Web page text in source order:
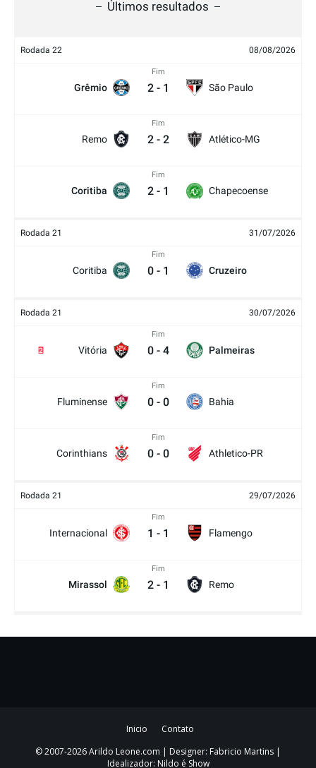
Últimos resultados
Rodada 22 08/08/2026
Grêmio
Fim
2 - 1 São Paulo
Remo
Fim
2 - 2 Atlético-MG
Coritiba
Fim
2 - 1 Chapecoense
Rodada 21 31/07/2026
Coritiba
Fim
0 - 1 Cruzeiro
Rodada 21 30/07/2026
Vitória
2
Fim
0 - 4 Palmeiras
Fluminense
Fim
0 - 0 Bahia
Corinthians
Fim
0 - 0 Athletico-PR
Rodada 21 29/07/2026
Internacional
Fim
1 - 1 Flamengo
Mirassol
Fim
2 - 1 Remo
Inicio
Contato
© 2007-2026 Arildo Leone.com | Designer: Fabricio Martins |
Idealizador: Nildo é Show